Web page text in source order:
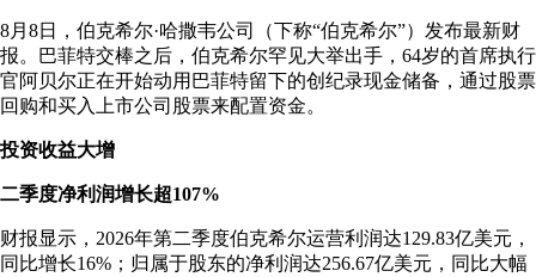
8月8日，伯克希尔·哈撒韦公司（下称“伯克希尔”）发布最新财
报。
巴菲特交棒之后，伯克希尔罕见大举出手，64岁的首席执行
官阿贝尔正在开始动用巴菲特留下的创纪录现金储备，通过股票
回购和买入上市公司股票来配置资金。
投资收益大增
二季度净利润增长超107%
财报显示，2026年第二季度伯克希尔运营利润达129.83亿美元，
同比增长16%；归属于股东的净利润达256.67亿美元，同比大幅